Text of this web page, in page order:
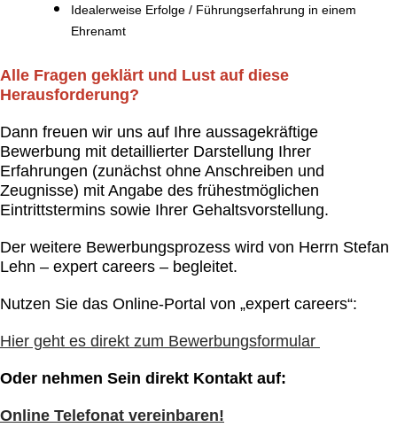
Idealerweise Erfolge / Führungserfahrung in einem
Ehrenamt
Alle Fragen geklärt und Lust auf diese
Herausforderung?
Dann freuen wir uns auf Ihre aussagekräftige
Bewerbung mit detaillierter Darstellung Ihrer
Erfahrungen (zunächst ohne Anschreiben und
Zeugnisse) mit Angabe des frühestmöglichen
Eintrittstermins sowie Ihrer Gehaltsvorstellung.
Der weitere Bewerbungsprozess wird von Herrn Stefan
Lehn – expert careers – begleitet.
Nutzen Sie das Online-Portal von „expert careers“:
Hier geht es direkt zum Bewerbungsformular
Oder nehmen Sein direkt Kontakt auf:
Online Telefonat vereinbaren!